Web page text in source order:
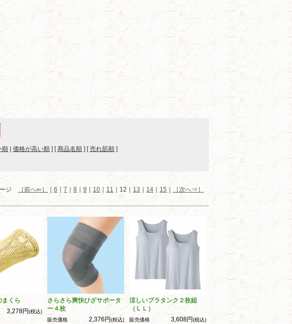
順 価格が高い順 ] [商品名順 ] [売れ筋順 ]
ジ ［前へ⇐］ 6 ｜7 8 9 10 11 ｜12｜ 13 14 15 ［次へ⇒］
まくら
3,278円(税込)
さらさら爽快ひざサポータ
ー４枚
販売価格 2,376円(税込)
涼しいブラタンク２枚組
（ＬＬ）
販売価格 3,608円(税込)